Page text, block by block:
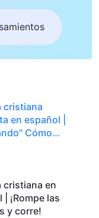
cristiana
en español |
Cómo
cristiana en
¡Rompe las
y corre!